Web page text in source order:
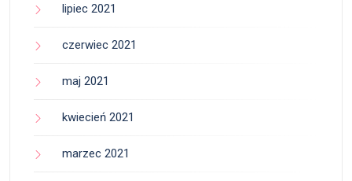
lipiec 2021
czerwiec 2021
maj 2021
kwiecień 2021
marzec 2021